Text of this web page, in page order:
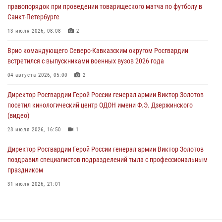
Военнослужащие Софринской бригады Росгвардии встретились с
участником патриотического проекта «Дорогой Ломоносова —
08 августа 2026, 07:00 2
В Москве росгвардейцы оказали помощь медикам и девушке с
08 августа 2026, 06:32 1
правопорядок при проведении товарищеского матча по футболу в
Санкт-Петербурге
13 июля 2026, 08:08 2
Врио командующего Северо-Кавказским округом Росгвардии
встретился с выпускниками военных вузов 2026 года
04 августа 2026, 05:00 2
Директор Росгвардии Герой России генерал армии Виктор Золотов
посетил кинологический центр ОДОН имени Ф.Э. Дзержинского
(видео)
28 июля 2026, 16:50 1
Директор Росгвардии Герой России генерал армии Виктор Золотов
поздравил специалистов подразделений тыла с профессиональным
праздником
31 июля 2026, 21:01